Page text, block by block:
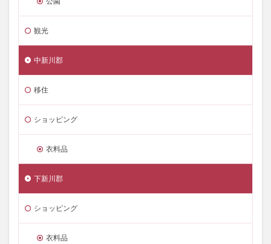
観光
中新川郡
移住
ショッピング
衣料品
下新川郡
ショッピング
衣料品